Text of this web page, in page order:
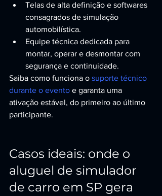
Telas de alta definição e softwares
consagrados de simulação
automobilística.
Equipe técnica dedicada para
montar, operar e desmontar com
segurança e continuidade.
Saiba como funciona o suporte técnico
durante o evento e garanta uma
ativação estável, do primeiro ao último
participante.
Casos ideais: onde o
aluguel de simulador
de carro em SP gera